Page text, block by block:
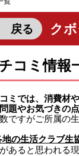
戻る ク
コミ情報
ミでは、消費材
題やお気づきの
ですがご所属の
地の生活クラブ生
あると思われる